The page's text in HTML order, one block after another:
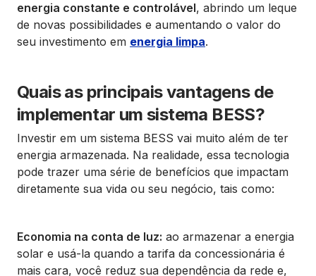
energia constante e controlável, abrindo um leque
de novas possibilidades e aumentando o valor do
seu investimento em energia limpa.
Quais as principais vantagens de
implementar um sistema BESS?
Investir em um sistema BESS vai muito além de ter
energia armazenada. Na realidade, essa tecnologia
pode trazer uma série de benefícios que impactam
diretamente sua vida ou seu negócio, tais como:
Economia na conta de luz: ao armazenar a energia
solar e usá-la quando a tarifa da concessionária é
mais cara, você reduz sua dependência da rede e,